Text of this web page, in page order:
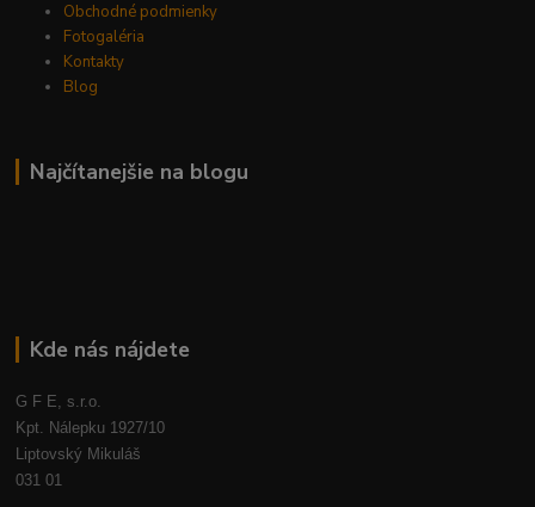
Obchodné podmienky
Fotogaléria
Kontakty
Blog
Najčítanejšie na blogu
Kde nás nájdete
G F E, s.r.o.
Kpt. Nálepku 1927/10
Liptovský Mikuláš
031 01